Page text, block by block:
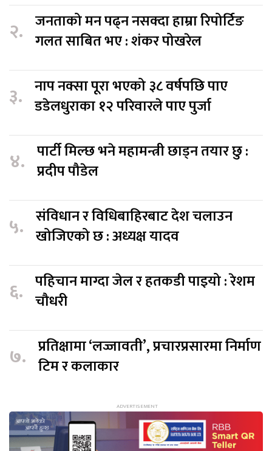
२. जनताको मन पढ्न नसक्दा हाम्रा रिपोर्टिङ
गलत साबित भए : शंकर पोखरेल
३. नाप नक्सा पूरा भएको ३८ वर्षपछि पाए
डडेलधुराका १२ परिवारले पाए पुर्जा
४. पार्टी मिल्छ भने महामन्त्री छाड्न तयार छु :
प्रदीप पौडेल
५. संविधान र विधिबाहिरबाट देश चलाउन
खोजिएको छ : अध्यक्ष यादव
६. पहिचान माग्दा जेल र हतकडी पाइयो : रेशम
चौधरी
७. प्रतिक्षामा ‘लज्जावती’, प्रचारप्रसारमा निर्माण
टिम र कलाकार